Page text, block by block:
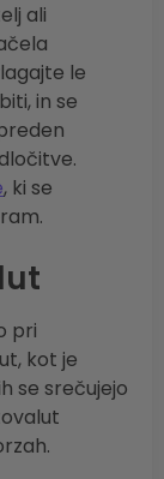
ali
le
in se
, ki se
pri
kot je
se srečujejo